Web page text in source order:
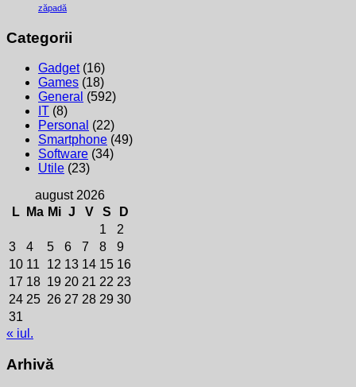
zăpadă
Categorii
Gadget(16)
Games (18)
General (592)
IT (8)
Personal (22)
Smartphone (49)
Software (34)
Utile (23)
august 2026
L
Ma Mi J V S
D
1
2
3
4 5 6 7 8
9
10 11 12 13 14 15 16
17 18 19 20 21 22 23
24 25 26 27 28 29 30
31
« iul.
Arhivă